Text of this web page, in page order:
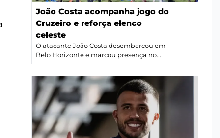
João Costa acompanha jogo do
Cruzeiro e reforça elenco
celeste
O atacante João Costa desembarcou em
Belo Horizonte e marcou presença no...